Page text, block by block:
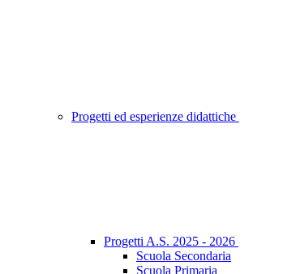
Progetti ed esperienze didattiche
Progetti A.S. 2025 - 2026
Scuola Secondaria
Scuola Primaria